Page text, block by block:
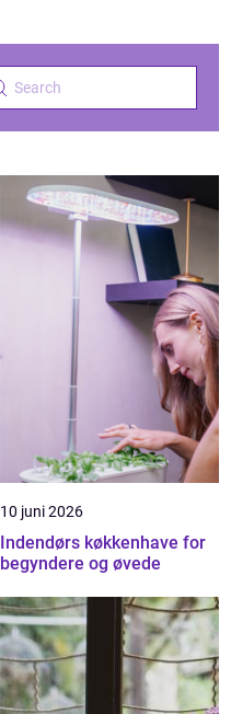
10 juni 2026
Indendørs køkkenhave for
begyndere og øvede